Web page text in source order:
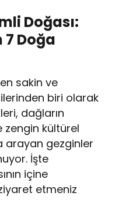
Doğası:
7 Doğa
sakin ve
biri olarak
dağların
zengin kültürel
arayan gezginler
İşte
içine
etmeniz